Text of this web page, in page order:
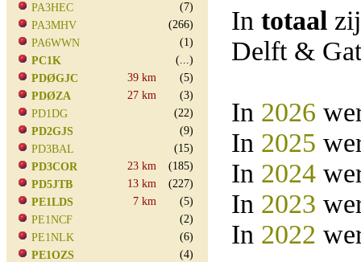
PA3HEC
(7)
PA3MHV
(266)
PA6WWN
(1)
PC1K
(...)
PDØGJC
39 km
(5)
PDØZA
27 km
(3)
PD1DG
(22)
PD2GJS
(9)
PD3BAL
(15)
PD3COR
23 km
(185)
PD5JTB
13 km
(227)
PE1LDS
7 km
(5)
PE1NCF
(2)
PE1NLK
(6)
PE1OZS
(4)
In totaal
Delft &
In 2026
In 2025
In 2024
In 2023
In 2022